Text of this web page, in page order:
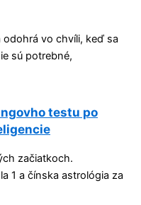
odohrá vo chvíli, keď sa
sú potrebné,
testu po
začiatkoch.
1 a čínska astrológia za